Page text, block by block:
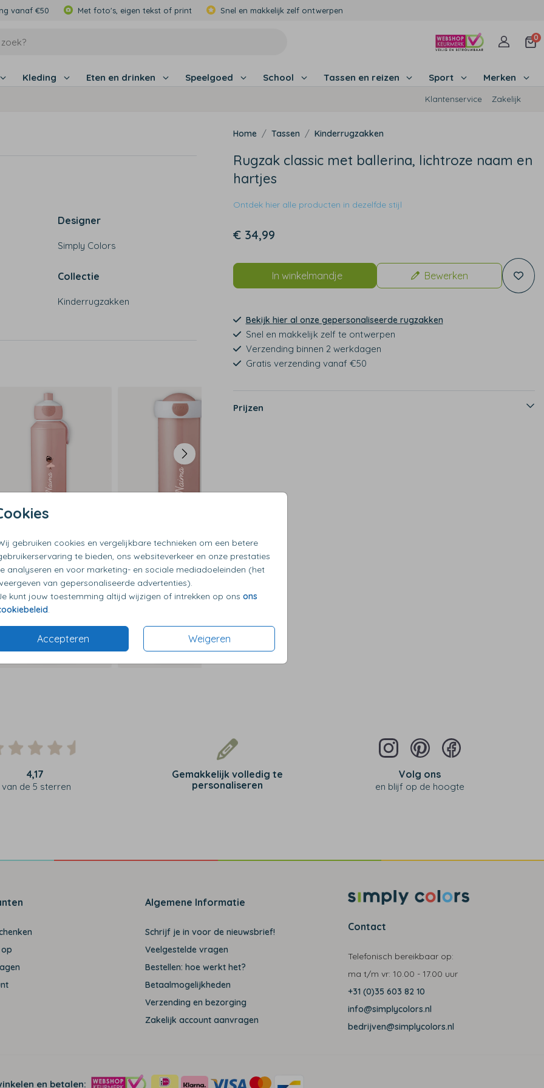
vanaf €50 Met foto's, eigen tekst of print Snel en makkelijk zelf ontwerpen
0
Kleding Eten en drinken Speelgoed School Tassen en reizen Sport Merken
Klantenservice Zakelijk
gebruiken cookies en vergelijkbare technieken om een betere
te bieden, ons websiteverkeer en onze prestaties
analyseren en voor marketing- en sociale mediadoeleinden (het
van gepersonaliseerde advertenties).
kunt jouw toestemming altijd wijzigen of intrekken op ons ons
Accepteren Weigeren
Designer
Simply Colors
Collectie
Kinderrugzakken
Tassen Kinderrugzakken
Rugzak classic met ballerina, lichtroze naam en
hartjes
Ontdek hier alle producten in dezelfde stijl
€ 34,99
In winkelmandje Bewerken
Bekijk hier al onze gepersonaliseerde rugzakken
Snel en makkelijk zelf te ontwerpen
Verzending binnen 2 werkdagen
Gratis verzending vanaf €50
Prijzen
4,17
van de 5 sterren
Gemakkelijk volledig te
personaliseren
Volg ons
en blijf op de hoogte
Algemene Informatie
Schrijf je in voor de nieuwsbrief!
Veelgestelde vragen
Bestellen: hoe werkt het?
Betaalmogelijkheden
Verzending en bezorging
Zakelijk account aanvragen
Contact
Telefonisch bereikbaar op:
ma t/m vr: 10.00 - 17.00 uur
+31 (0)35 603 82 10
info@simplycolors.nl
bedrijven@simplycolors.nl
en betalen: